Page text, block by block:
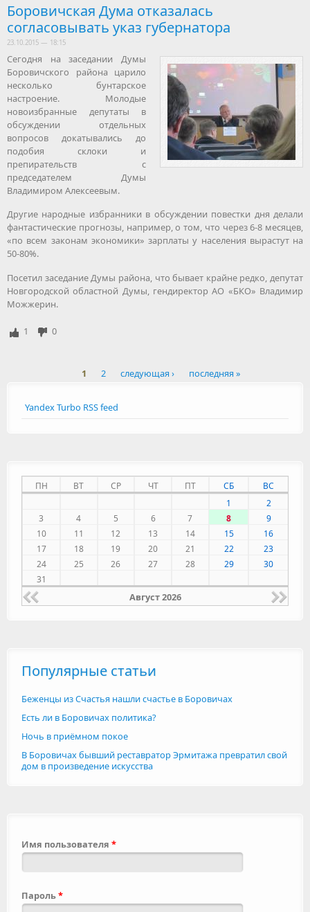
Боровичская Дума отказалась
согласовывать указ губернатора
23.10.2015 — 18:15
Сегодня на заседании Думы
Боровичского района царило
несколько бунтарское
настроение. Молодые
новоизбранные депутаты в
обсуждении отдельных
вопросов докатывались до
подобия склоки и
препирательств с
председателем Думы
Владимиром Алексеевым.
Другие народные избранники в обсуждении повестки дня делали
фантастические прогнозы, например, о том, что через 6-8 месяцев,
«по всем законам экономики» зарплаты у населения вырастут на
50-80%.
Посетил заседание Думы района, что бывает крайне редко, депутат
Новгородской областной Думы, гендиректор АО «БКО» Владимир
Можжерин.
1 0
1 2 следующая › последняя »
Yandex Turbo RSS feed
ПН ВТ СР ЧТ ПТ СБ
ВС
1
2
3
4 5 6 7 8
9
10
11 12 13 14 15
16
17
18 19 20 21 22
23
24
25 26 27 28 29
30
31
Август 2026
Популярные статьи
Беженцы из Счастья нашли счастье в Боровичах
Есть ли в Боровичах политика?
Ночь в приёмном покое
В Боровичах бывший реставратор Эрмитажа превратил свой
дом в произведение искусства
Имя пользователя *
Пароль*